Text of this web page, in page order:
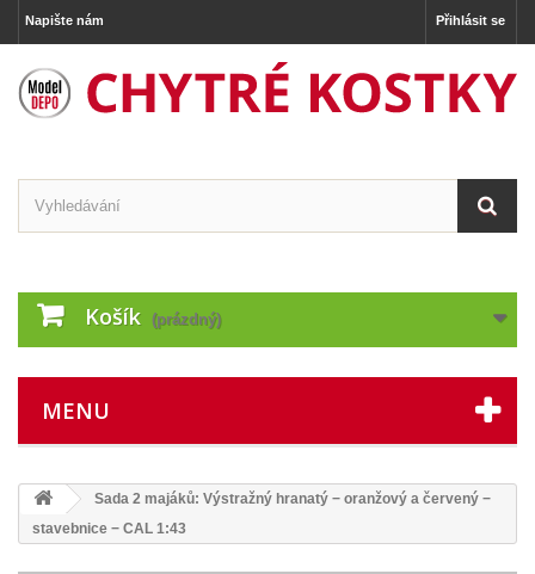
Přihlásit se
Napište nám
Košík (prázdný)
MENU
Sada 2 majáků: Výstražný hranatý − oranžový a červený −
stavebnice − CAL 1:43